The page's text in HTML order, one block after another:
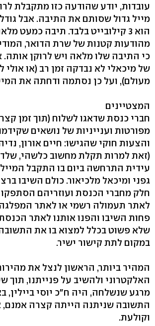
עובדות, יודע שהודעה כזו מתקבלת
מייל גדול שסותם את התיבה. אבל
הוא 3 קילובייט בלבד. תיבה כמעט
מהודעות קטנות של שרת הדואר,
כי התיבה שלו מלאה ויש לרוקן
של מיכאלי לא נבדקה זמן רב (או אולי
מעולם), ועל כן נסתמה ודחתה את
המצטיינים
חברי כנסת שדאגו לשלוח (תוך זמן
מפורטות וענייניות של נושאים
והצעות חוקי שהגישו: חיים אורון,
(זאת למרות תקלת מחשוב כלשהי,
עידית התרחשה ביום בו התקבל
גפני ומיכאל מלכיאור. כולם השיבו
חלק מחברי הכנסת ועוזריהם הסתפקו
לאתר תעמולה רשמי או לאתר
פחות השיבו והפנו אותנו לאתר
שלא פשוט בכלל למצוא בו את
במקום לתת קישור ישיר.
המהיר ביותר, הראשון לנצל את
האלקטרוני ולהשיב על פנייתנו, תוך
מרגע שנשלחה, היה ח"כ יוסי ביילין,
התשובה שניתנה הייתה קצרה אמנם,
וקולעת.